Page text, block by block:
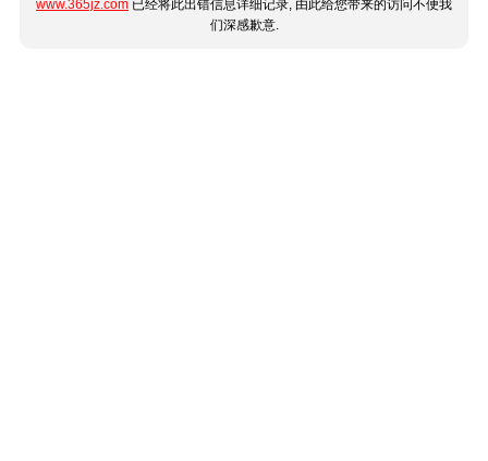
www.365jz.com 已经将此出错信息详细记录, 由此给您带来的访问不便我
们深感歉意.